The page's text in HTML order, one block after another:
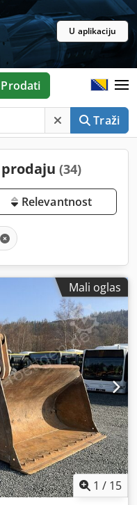
U aplikaciju
Traži
Prodati
prodaju (34)
Relevantnost
Mali oglas
1 / 15